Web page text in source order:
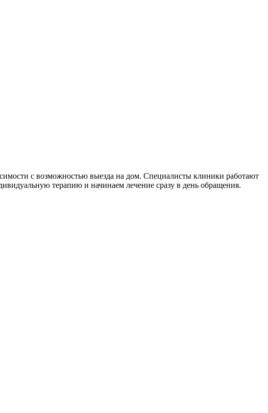
с возможностью выезда на дом. Специалисты клиники работают
терапию и начинаем лечение сразу в день обращения.